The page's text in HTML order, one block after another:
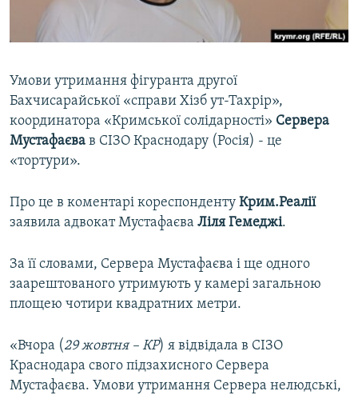
СВІДЧЕННЯ ОКУПАЦІЇ
Qırımtatar
Усі сайти RFE/RL
Умови утримання фігуранта другої
Бахчисарайської «справи Хізб ут-Тахрір»,
координатора «Кримської солідарності» Сервера
Мустафаєва в СІЗО Краснодару (Росія) - це
«тортури».
Про це в коментарі кореспонденту Крим.Реалії
заявила адвокат Мустафаєва Ліля Гемеджі.
За її словами, Сервера Мустафаєва і ще одного
заарештованого утримують у камері загальною
площею чотири квадратних метри.
«Вчора (29 жовтня – КР) я відвідала в СІЗО
Краснодара свого підзахисного Сервера
Мустафаєва. Умови утримання Сервера нелюдські,